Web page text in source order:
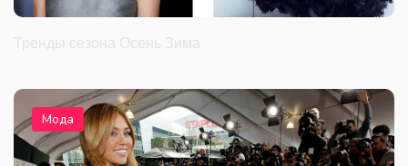
Мода